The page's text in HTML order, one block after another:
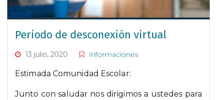
Periodo de desconexión virtual
13 julio, 2020 Informaciones
Estimada Comunidad Escolar:
Junto con saludar nos dirigimos a ustedes para